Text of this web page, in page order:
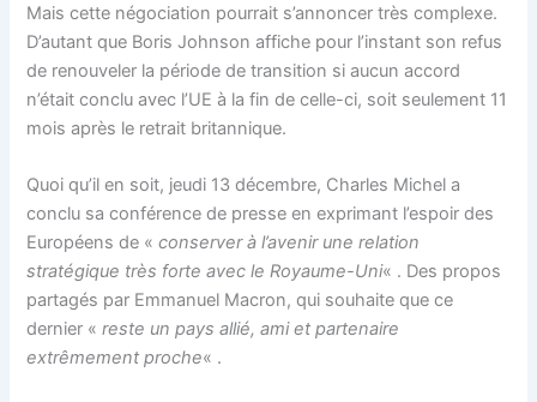
Mais cette négociation pourrait s’annoncer très complexe.
D’autant que Boris Johnson affiche pour l’instant son refus
de renouveler la période de transition si aucun accord
n’était conclu avec l’UE à la fin de celle-ci, soit seulement 11
mois après le retrait britannique.
Quoi qu’il en soit, jeudi 13 décembre, Charles Michel a
conclu sa conférence de presse en exprimant l’espoir des
Européens de «conserver à l’avenir une relation
stratégique très forte avec le Royaume-Uni« . Des propos
partagés par Emmanuel Macron, qui souhaite que ce
dernier «reste un pays allié, ami et partenaire
extrêmement proche« .